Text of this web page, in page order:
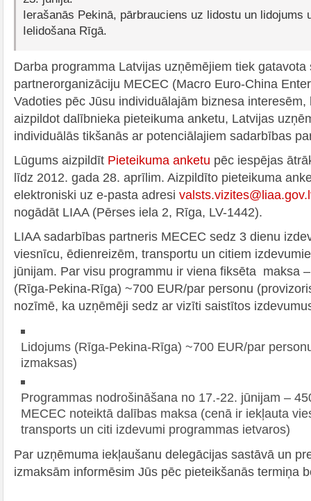
Ierašanās Pekinā, pārbrauciens uz lidostu un lidojums
Ielidošana Rīgā.
Darba programma Latvijas uzņēmējiem tiek
partnerorganizāciju MECEC (Macro Euro-China
Vadoties pēc Jūsu individuālajām biznesa
aizpildot dalībnieka pieteikuma anketu, Latvijas
individuālās tikšanās ar potenciālajiem sadarbības
Lūgums aizpildīt Pieteikuma anketu pēc iespējas
līdz 2012. gada 28. aprīlim. Aizpildīto pieteikuma
elektroniski uz e-pasta adresi
nogādāt LIAA (Pērses iela 2, Rīga, LV-1442).
LIAA sadarbības partneris MECEC sedz 3 dienu
viesnīcu, ēdienreizēm, transportu un citiem
jūnijam. Par visu programmu ir viena fiksēta maksa
(Rīga-Pekina-Rīga) ~700 EUR/par personu
nozīmē, ka uzņēmēji sedz ar vizīti saistītos
Lidojums (Rīga-Pekina-Rīga) ~700 EUR/par
izmaksas)
Programmas nodrošināšana no 17.-22. jūnijam –
MECEC noteiktā dalības maksa (cenā ir iekļauta
transports un citi izdevumi programmas ietvaros)
Par uzņēmuma iekļaušanu delegācijas sastāvā un
izmaksām informēsim Jūs pēc pieteikšanās termiņa